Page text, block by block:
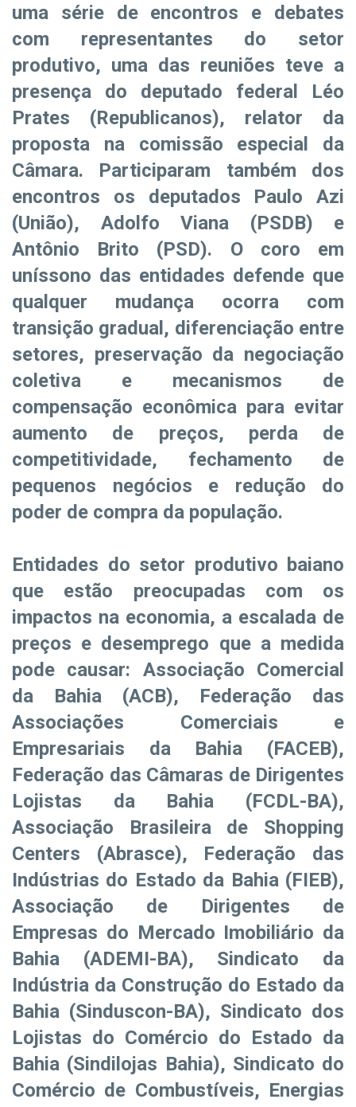
uma série de encontros e debates
com representantes do setor
produtivo, uma das reuniões teve a
presença do deputado federal Léo
Prates (Republicanos), relator da
proposta na comissão especial da
Câmara. Participaram também dos
encontros os deputados Paulo Azi
(União), Adolfo Viana (PSDB) e
Antônio Brito (PSD). O coro em
uníssono das entidades defende que
qualquer mudança ocorra com
transição gradual, diferenciação entre
setores, preservação da negociação
coletiva e mecanismos de
compensação econômica para evitar
aumento de preços, perda de
competitividade, fechamento de
pequenos negócios e redução do
poder de compra da população.
Entidades do setor produtivo baiano
que estão preocupadas com os
impactos na economia, a escalada de
preços e desemprego que a medida
pode causar: Associação Comercial
da Bahia (ACB), Federação das
Associações Comerciais e
Empresariais da Bahia (FACEB),
Federação das Câmaras de Dirigentes
Lojistas da Bahia (FCDL-BA),
Associação Brasileira de Shopping
Centers (Abrasce), Federação das
Indústrias do Estado da Bahia (FIEB),
Associação de Dirigentes de
Empresas do Mercado Imobiliário da
Bahia (ADEMI-BA), Sindicato da
Indústria da Construção do Estado da
Bahia (Sinduscon-BA), Sindicato dos
Lojistas do Comércio do Estado da
Bahia (Sindilojas Bahia), Sindicato do
Comércio de Combustíveis, Energias